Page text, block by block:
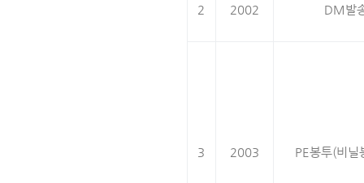
2 2002 DM발
3 2003 PE봉투(비닐